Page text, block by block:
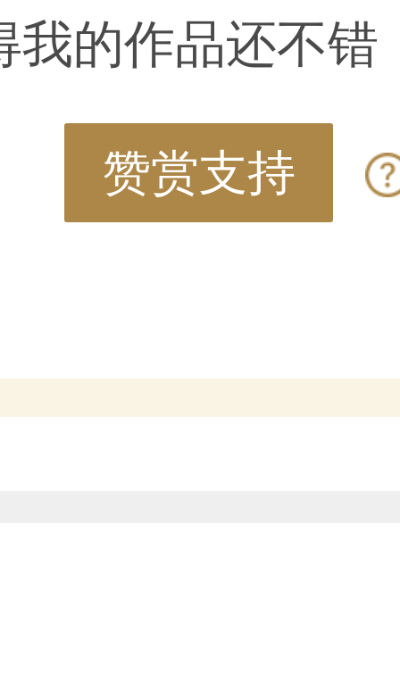
我的作品还不错
赞赏支持